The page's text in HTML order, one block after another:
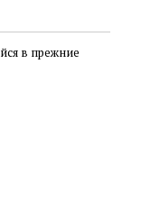
в прежние